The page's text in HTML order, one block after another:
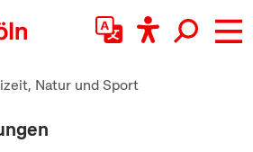
Natur und Sport